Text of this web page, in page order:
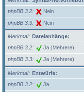
phpBB 3.2
Nein
phpBB 3.3 Nein
Merkmal
Dateianhänge:
phpBB 3.2
Ja (Mehrere)
phpBB 3.3 Ja (Mehrere)
Merkmal
Entwürfe:
phpBB 3.2
Ja